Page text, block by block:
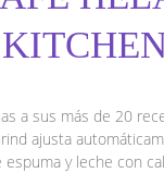
a sus más de 20
ajusta
y leche con